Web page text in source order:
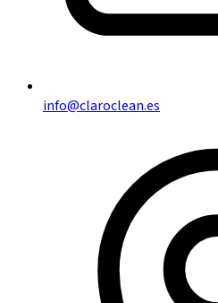
info@claroclean.es